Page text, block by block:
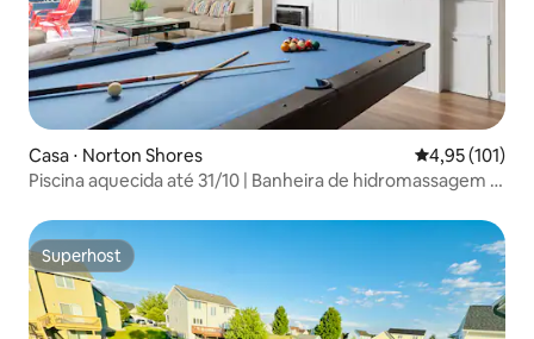
Casa ⋅ Norton Shores 4,95 de uma
4,95 (101)
Piscina aquecida até 31/10 | Banheira de hidromassagem |
Superhost
Superhost